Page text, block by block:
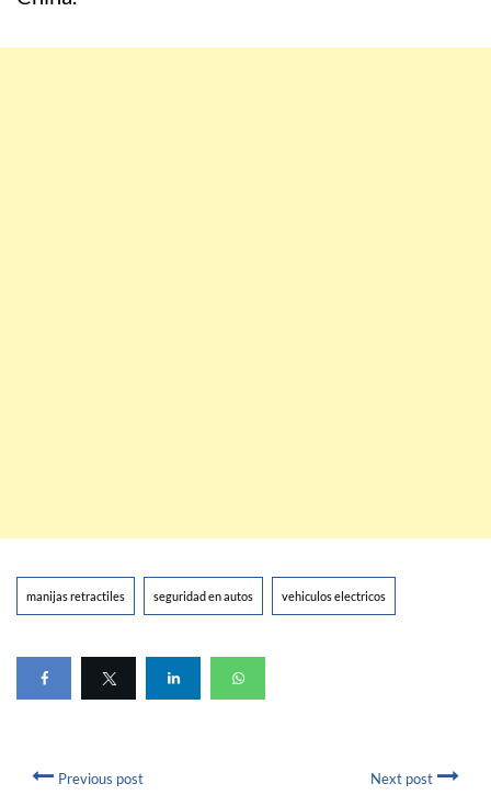
manijas retractiles seguridad en autos vehiculos electricos
Previous post Next post